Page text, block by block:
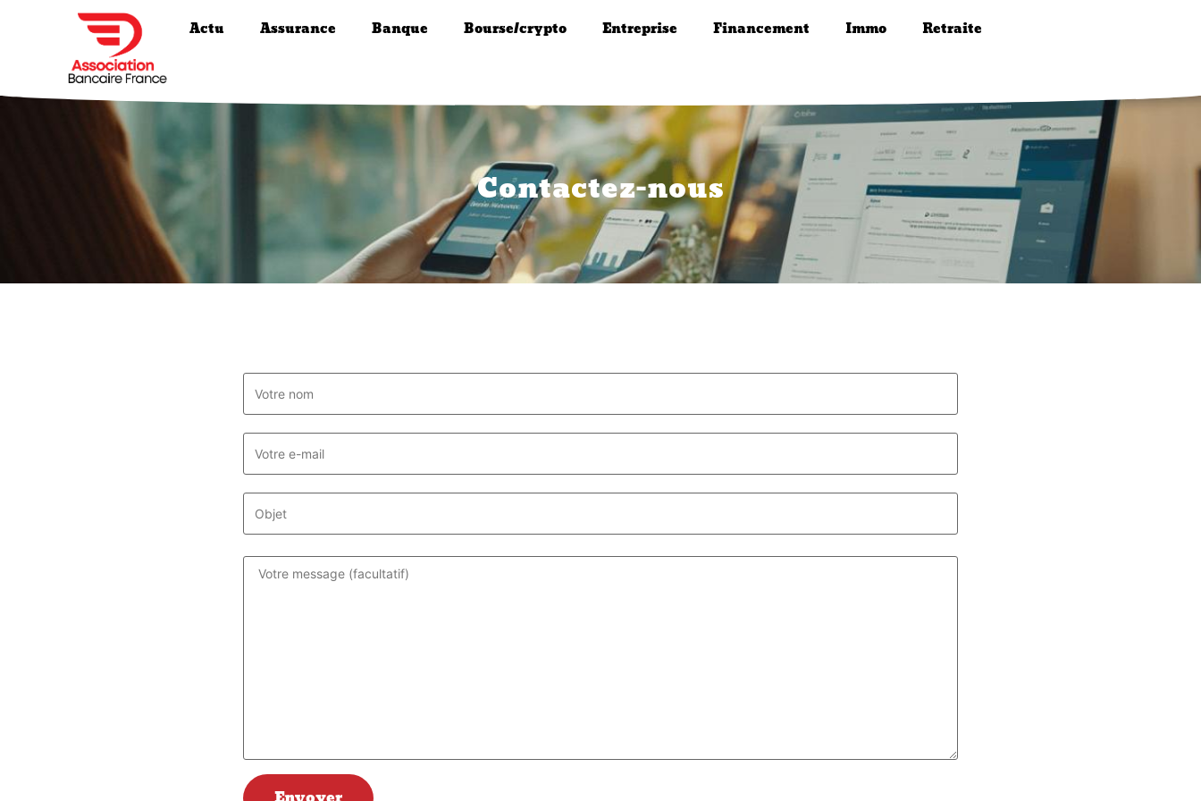
Actu Assurance Banque Bourse/crypto Entreprise Financement Immo Retraite
Contactez-nous